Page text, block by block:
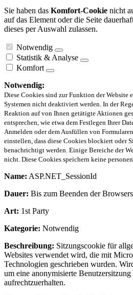
Sie haben das Komfort-Cookie nicht
auf das Element oder die Seite
dieses per Auswahl zulassen.
Notwendig
Statistik & Analyse
Komfort
Notwendig:
Diese Cookies sind zur Funktion der Website
Systemen nicht deaktiviert werden. In der
Reaktion auf von Ihnen getätigte Aktionen
entsprechen, wie etwa dem Festlegen Ihrer
Anmelden oder dem Ausfüllen von
einstellen, dass diese Cookies blockiert oder
benachrichtigt werden. Einige Bereiche der
nicht. Diese Cookies speichern keine
Name: ASP.NET_SessionId
Dauer: Bis zum Beenden der
Art: 1st Party
Kategorie: Notwendig
Beschreibung: Sitzungscookie für
Websites verwendet wird, die mit
Technologien geschrieben wurden.
um eine anonymisierte
aufrechtzuerhalten.